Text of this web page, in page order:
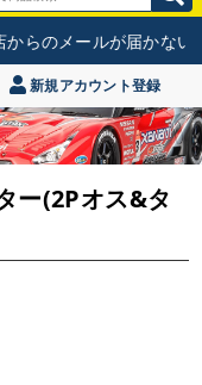
らのメールが届かない
新規アカウント登録
ー(2Pオス&タ